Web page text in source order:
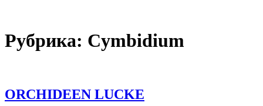
Рубрика: Cymbidium
ORCHIDEEN LUCKE